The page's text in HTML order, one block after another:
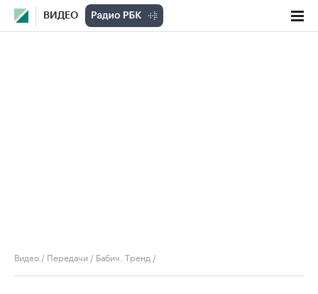
ВИДЕО
Видео / Передачи / Бабич. Тренд /